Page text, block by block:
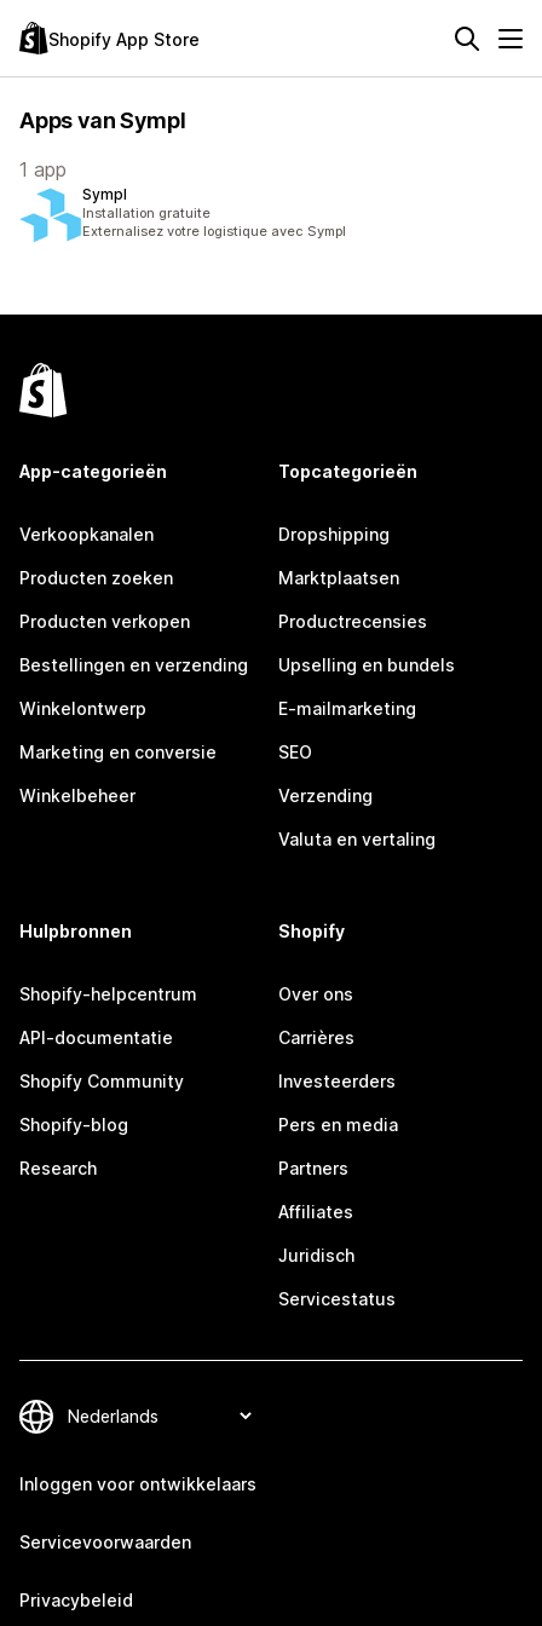
Shopify App Store
Apps van Sympl
1 app
Sympl
Installation gratuite
Externalisez votre logistique avec Sympl
App-categorieën
Verkoopkanalen
Producten zoeken
Producten verkopen
Bestellingen en verzending
Winkelontwerp
Marketing en conversie
Winkelbeheer
Topcategorieën
Dropshipping
Marktplaatsen
Productrecensies
Upselling en bundels
E-mailmarketing
SEO
Verzending
Valuta en vertaling
Hulpbronnen
Shopify-helpcentrum
API-documentatie
Shopify Community
Shopify-blog
Research
Shopify
Over ons
Carrières
Investeerders
Pers en media
Partners
Affiliates
Juridisch
Servicestatus
Inloggen voor ontwikkelaars
Servicevoorwaarden
Privacybeleid